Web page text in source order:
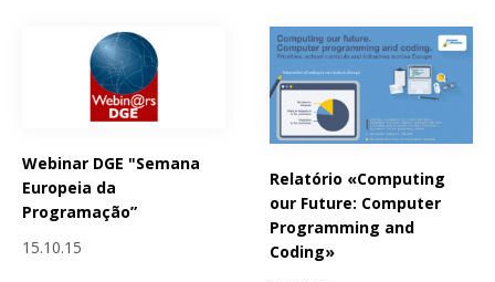
Webinar DGE "Semana
Europeia da
Programação”
15.10.15
Relatório «Computing
our Future: Computer
Programming and
Coding»